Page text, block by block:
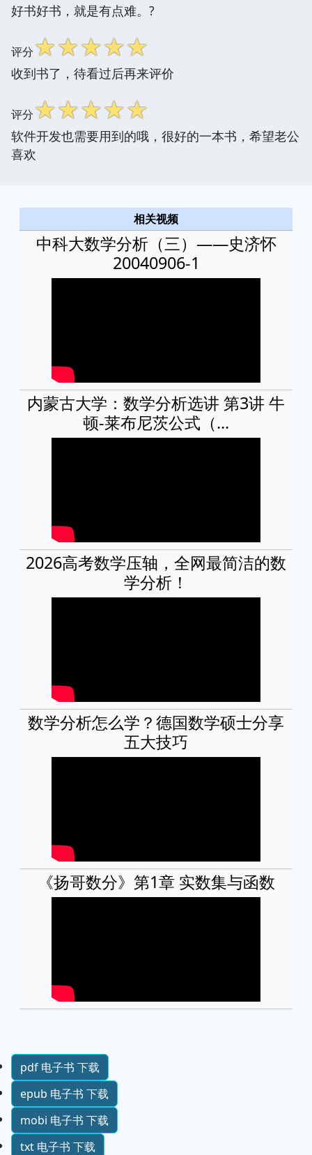
好书好书，就是有点难。?
评分☆☆☆☆☆
收到书了，待看过后再来评价
评分☆☆☆☆☆
软件开发也需要用到的哦，很好的一本书，希望老公
喜欢
相关视频
中科大数学分析（三）——史济怀
20040906-1
内蒙古大学：数学分析选讲 第3讲 牛
顿-莱布尼茨公式（...
2026高考数学压轴，全网最简洁的数
学分析！
数学分析怎么学？德国数学硕士分享
五大技巧
《扬哥数分》第1章 实数集与函数
pdf 电子书 下载
epub 电子书 下载
mobi 电子书 下载
txt 电子书 下载